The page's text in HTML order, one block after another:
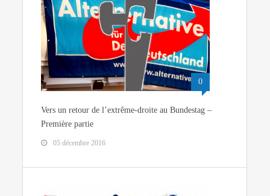
0
Vers un retour de l’extrême-droite au Bundestag –
Première partie
05 décembre 2016